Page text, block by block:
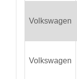
Volkswagen
Volkswagen